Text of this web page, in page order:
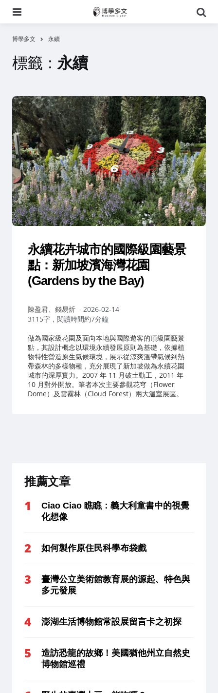
尋
博學多文 永續
標籤： 永續
永續花卉城市的國際級園藝景
點：新加坡濱海灣花園
(Gardens by the Bay)
作
者：
陳盈君、錢易炘
2026-02-14
3115字，閱讀時間約7分鐘
做為國家級花園及面向本地與國際遊客的頂級園藝景
點，其設計概念以環境永續發展原則為基礎，依據植
物特性營造原生氣候環境，展示從涼爽溫帶氣候到熱
帶森林的多樣物種，充分展現了新加坡做為永續花園
城市的深厚實力。2007 年 11 月破土動工，2011 年
10 月對外開放。筆者本次主要參觀花穹（Flower
Dome）及雲霧林（Cloud Forest）兩大溫室展區。
推薦文章
Ciao Ciao 瞧瞧：義大利童書中的視覺
化想像
如何製作原住民科學布袋戲
臺灣公立美術館教育展的源起、特色與
多元發展
澎湖生活博物館常設展留言卡之初探
造訪恐龍的故鄉！美國猶他州立自然史
博物館巡禮